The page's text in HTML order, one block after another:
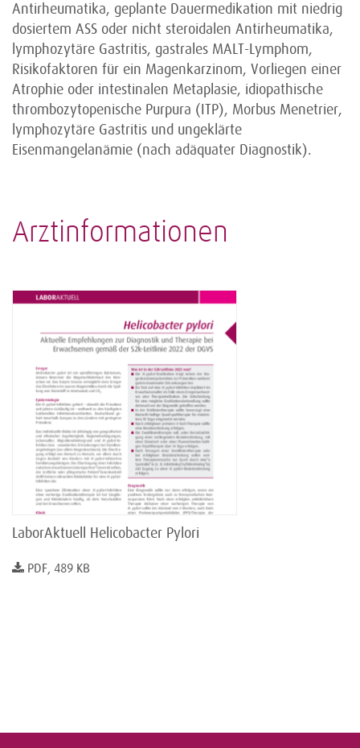
Antirheumatika, geplante Dauermedikation mit niedrig
dosiertem ASS oder nicht steroidalen Antirheumatika,
lymphozytäre Gastritis, gastrales MALT-Lymphom,
Risikofaktoren für ein Magenkarzinom, Vorliegen einer
Atrophie oder intestinalen Metaplasie, idiopathische
thrombozytopenische Purpura (ITP), Morbus Menetrier,
lymphozytäre Gastritis und ungeklärte
Eisenmangelanämie (nach adäquater Diagnostik).
Arztinformationen
LaborAktuell Helicobacter Pylori
PDF, 489 KB